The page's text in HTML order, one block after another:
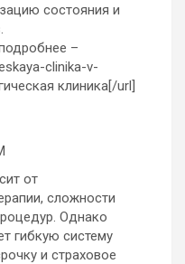
состояния и
–
clinika-v-
клиника[/url]
от
сложности
Однако
гибкую систему
и страховое